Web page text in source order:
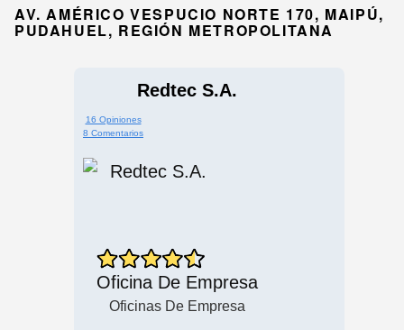
AV. AMÉRICO VESPUCIO NORTE 170, MAIPÚ,
PUDAHUEL, REGIÓN METROPOLITANA
Redtec S.A.
16 Opiniones
8 Comentarios
Oficina De Empresa
Oficinas De Empresa